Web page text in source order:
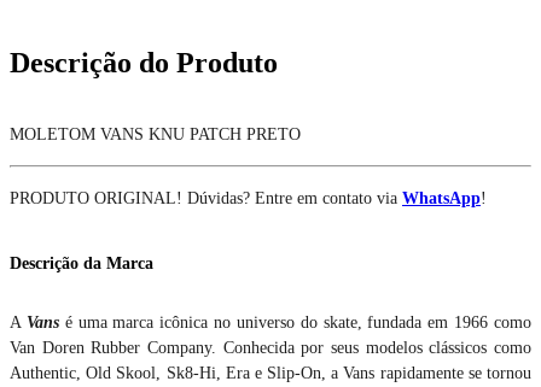
Descrição do Produto
MOLETOM VANS KNU PATCH PRETO
PRODUTO ORIGINAL! Dúvidas? Entre em contato via WhatsApp!
Descrição da Marca
A Vansé uma marca icônica no universo do skate, fundada em 1966 como
Van Doren Rubber Company. Conhecida por seus modelos clássicos como
Authentic, Old Skool, Sk8-Hi, Era e Slip-On, a Vans rapidamente se tornou